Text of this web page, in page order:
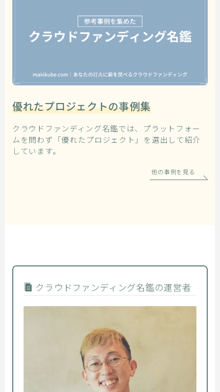
優れたプロジェクトの事例集
クラウドファンディング名鑑では、プラットフォー
ムを問わず「優れたプロジェクト」を選出して紹介
しています。
他の事例を見る
クラウドファンディング名鑑の運営者